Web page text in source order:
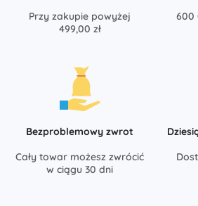
Przy zakupie powyżej
499,00 zł
600
Bezproblemowy zwrot
Cały towar możesz zwrócić
w ciągu 30 dni